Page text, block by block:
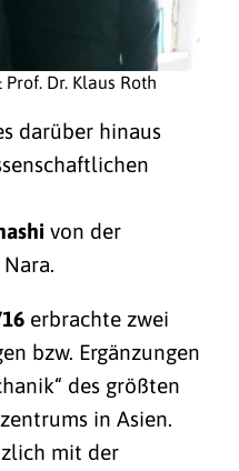
Dr. Klaus Roth
darüber hinaus
von der
erbrachte zwei
bzw. Ergänzungen
des größten
in Asien.
mit der